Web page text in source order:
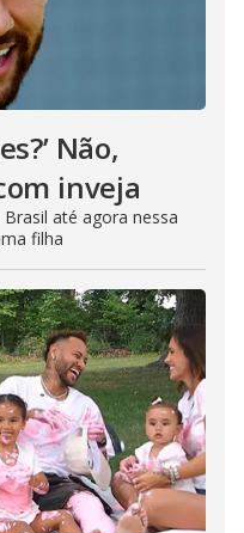
Não,
inveja
até agora nessa
filha